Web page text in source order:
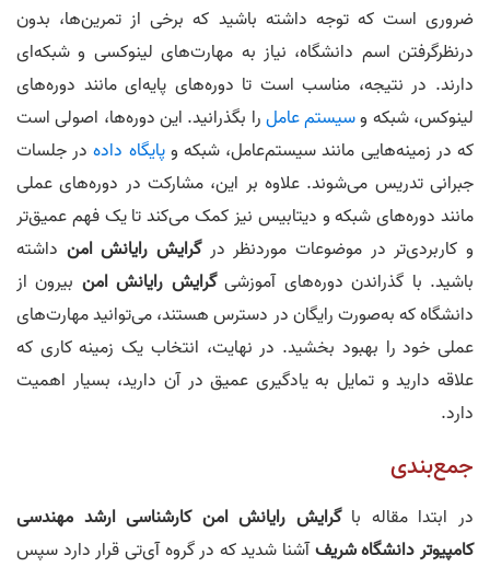
ضروری است که توجه داشته باشید که برخی از تمرین‌ها، بدون
درنظرگرفتن اسم دانشگاه، نیاز به مهارت‌های لینوکسی و شبکه‌ای
دارند. در نتیجه، مناسب است تا دوره‌های پایه‌ای مانند دوره‌های
لینوکس، شبکه وسیستم عاملرا بگذرانید. این دوره‌ها، اصولی است
که در زمینه‌هایی مانند سیستم‌عامل، شبکه وپایگاه دادهدر جلسات
جبرانی تدریس می‌شوند. علاوه بر این، مشارکت در دوره‌های عملی
مانند دوره‌های شبکه و دیتابیس نیز کمک می‌کند تا یک فهم عمیق‌تر
و کاربردی‌تر در موضوعات موردنظر درگرایش رایانش امن داشته
باشید. با گذراندن دوره‌های آموزشیگرایش رایانش امن بیرون از
دانشگاه که به‌صورت رایگان در دسترس هستند، می‌توانید مهارت‌های
عملی خود را بهبود بخشید. در نهایت، انتخاب یک زمینه کاری که
علاقه دارید و تمایل به یادگیری عمیق در آن دارید، بسیار اهمیت
دارد.
جمع‌بندی
در ابتدا مقاله باگرایش رایانش امنکارشناسی‌ارشد مهندسی
کامپیوتردانشگاهشریفآشنا شدید که در گروه آی‌تی قرار دارد سپس